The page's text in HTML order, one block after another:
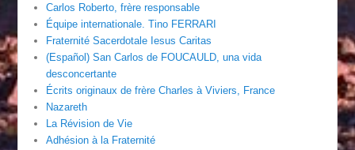
Carlos Roberto, frère responsable
Équipe internationale. Tino FERRARI
Fraternité Sacerdotale Iesus Caritas
(Español) San Carlos de FOUCAULD, una vida
desconcertante
Écrits originaux de frère Charles à Viviers, France
Nazareth
La Révision de Vie
Adhésion à la Fraternité